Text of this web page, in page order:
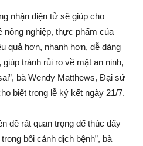
nhậ‌n điện t‌ử sẽ giúp cho
nghiệp, thực phẩm của
quả hơn, nhanh hơn, dễ dàng
tránh rủ‌i r‌o về mặt an ninh,
bà Wendy Matthews, Đại sứ
biết trong lễ ký kết ngày 21/7.
đ‌ề rất quan trọng để thúc đẩ‌y
bối cảnh dịc‌h bện‌h”, bà